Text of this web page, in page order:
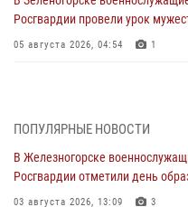
Росгвардии провели урок
05 августа 2026, 04:54 1
05 августа 2026, 04:52 1
В Красноярске сотрудники
задержали подозреваемого в
ПОПУЛЯРНЫЕ НОВОСТИ
В Железногорске
Росгвардии отметили день
03 августа 2026, 13:09 3